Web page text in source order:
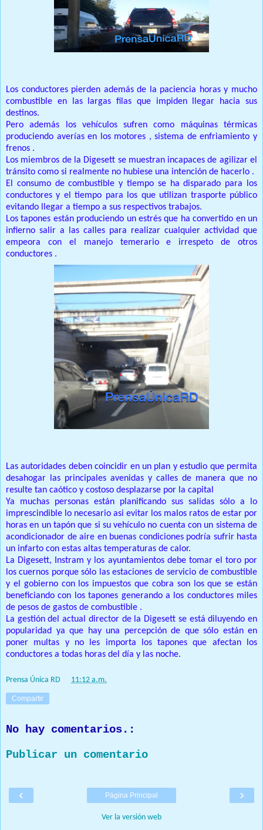
Los conductores pierden además de la paciencia horas y mucho
combustible en las largas filas que impiden llegar hacia sus
destinos.
Pero además los vehículos sufren como máquinas térmicas
produciendo averías en los motores , sistema de enfriamiento y
frenos .
Los miembros de la Digesett se muestran incapaces de agilizar el
tránsito como si realmente no hubiese una intención de hacerlo .
El consumo de combustible y tiempo se ha disparado para los
conductores y el tiempo para los que utilizan trasporte público
evitando llegar a tiempo a sus respectivos trabajos.
Los tapones están produciendo un estrés que ha convertido en un
infierno salir a las calles para realizar cualquier actividad que
empeora con el manejo temerario e irrespeto de otros
conductores .
Las autoridades deben coincidir en un plan y estudio que permita
desahogar las principales avenidas y calles de manera que no
resulte tan caótico y costoso desplazarse por la capital
Ya muchas personas están planificando sus salidas sólo a lo
imprescindible lo necesario asi evitar los malos ratos de estar por
horas en un tapón que si su vehículo no cuenta con un sistema de
acondicionador de aire en buenas condiciones podría sufrir hasta
un infarto con estas altas temperaturas de calor.
La Digesett, Instram y los ayuntamientos debe tomar el toro por
los cuernos porque sólo las estaciones de servicio de combustible
y el gobierno con los impuestos que cobra son los que se están
beneficiando con los tapones generando a los conductores miles
de pesos de gastos de combustible .
La gestión del actual director de la Digesett se está diluyendo en
popularidad ya que hay una percepción de que sólo están en
poner multas y no les importa los tapones que afectan los
conductores a todas horas del día y las noche.
Prensa Única RD 11:12 a.m.
Compartir
No hay comentarios.:
Publicar un comentario
‹ ›
Página Principal
Ver la versión web